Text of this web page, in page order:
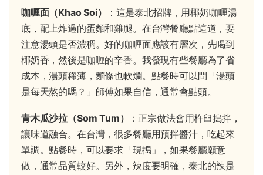
咖喱面（Khao Soi）
：這是泰北招牌，用椰奶咖喱湯
底，配上炸過的蛋麵和雞腿。在台灣餐廳點這道，要
注意湯頭是否濃稠。好的咖喱面應該有層次，先喝到
椰奶香，然後是咖喱的辛香。我發現有些餐廳為了省
成本，湯頭稀薄，麵條也軟爛。點餐時可以問「湯頭
是每天熬的嗎？」師傅如果自信，通常會點頭。
青木瓜沙拉（Som Tum）
：正宗做法會用杵臼搗拌，
讓味道融合。在台灣，很多餐廳用預拌醬汁，吃起來
單調。點餐時，可以要求「現搗」，如果餐廳願意
做，通常品質較好。另外，辣度要明確，泰北的辣是